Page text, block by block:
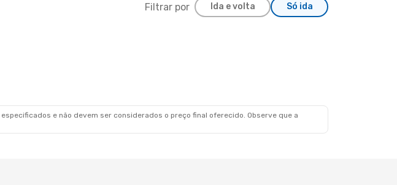
Filtrar por Ida e volta Só ida
e não devem ser considerados o preço final oferecido. Observe que a